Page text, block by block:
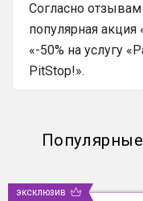
Согласно
популярная акция
«-50% на услугу
PitStop!».
эксклюзив